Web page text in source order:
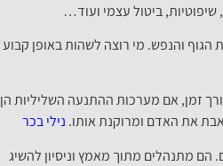
ביטול עצמי ועוד…
והנפש. מי רוצה לשהות באופן קבוע
זמן, אם מערכות ההתנעה השליליות הן
את האדם ומרוקנת אותו. נילי בכר
הם מתנהלים מתוך מאמץ וניסיון להשיג